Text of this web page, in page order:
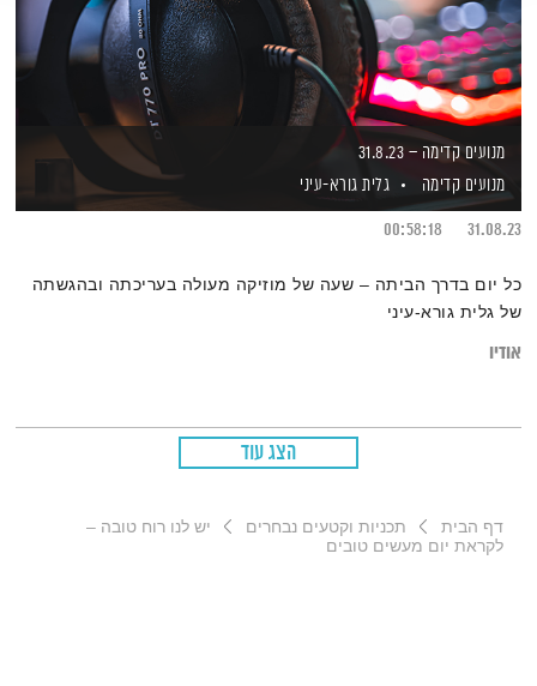
מנועים קדימה – 31.8.23
מנועים קדימה
גלית גורא-עיני
31.08.23
00:58:18
כל יום בדרך הביתה – שעה של מוזיקה מעולה בעריכתה ובהגשתה
של גלית גורא-עיני
אודיו
הצג עוד
דף הבית תכניות וקטעים נבחרים
יש לנו רוח טובה –
לקראת יום מעשים טובים